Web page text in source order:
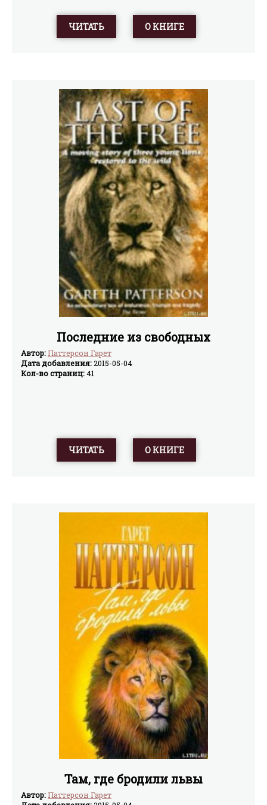
ЧИТАТЬ О КНИГЕ
Последние из свободных
Автор:Паттерсон Гарет
Дата добавления:2015-05-04
Кол-во страниц:41
ЧИТАТЬ О КНИГЕ
Там, где бродили львы
Автор:Паттерсон Гарет